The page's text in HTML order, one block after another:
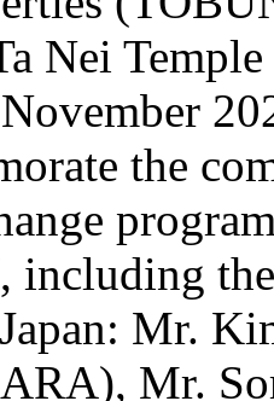
Nei
the
including
Mr.
Mr.